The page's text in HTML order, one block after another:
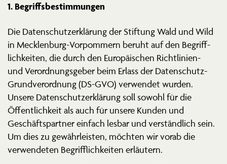
1. Begriffs­be­stim­mungen
Die Daten­schutz­er­klärung der Stiftung Wald und Wild
in Mecklenburg-Vorpommern beruht auf den Begriff­
lich­keiten, die durch den Europäi­schen Richt­linien-
und Verord­nungs­geber beim Erlass der Daten­schutz-
Grund­ver­ordnung (DS-GVO) verwendet wurden.
Unsere Daten­schutz­er­klärung soll sowohl für die
Öffent­lichkeit als auch für unsere Kunden und
Geschäfts­partner einfach lesbar und verständlich sein.
Um dies zu gewähr­leisten, möchten wir vorab die
verwen­deten Begriff­lich­keiten erläutern.